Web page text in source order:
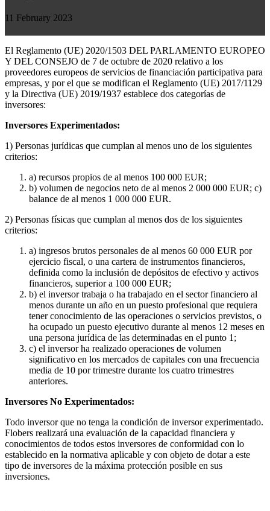
11 February 2023
El Reglamento (UE) 2020/1503 DEL PARLAMENTO EUROPEO
Y DEL CONSEJO de 7 de octubre de 2020 relativo a los
proveedores europeos de servicios de financiación participativa para
empresas, y por el que se modifican el Reglamento (UE) 2017/1129
y la Directiva (UE) 2019/1937 establece dos categorías de
inversores:
Inversores Experimentados:
1) Personas jurídicas que cumplan al menos uno de los siguientes
criterios:
a) recursos propios de al menos 100 000 EUR;
b) volumen de negocios neto de al menos 2 000 000 EUR; c)
balance de al menos 1 000 000 EUR.
2) Personas físicas que cumplan al menos dos de los siguientes
criterios:
a) ingresos brutos personales de al menos 60 000 EUR por
ejercicio fiscal, o una cartera de instrumentos financieros,
definida como la inclusión de depósitos de efectivo y activos
financieros, superior a 100 000 EUR;
b) el inversor trabaja o ha trabajado en el sectorfinanciero al
menos durante un año en un puesto profesional que requiera
tener conocimiento de las operaciones o servicios previstos, o
ha ocupado un puesto ejecutivo durante al menos 12 meses en
una persona jurídica de las determinadas en el punto 1;
c) el inversorha realizado operaciones de volumen
significativo en los mercados de capitales con una frecuencia
media de 10 por trimestre durante los cuatro trimestres
anteriores.
Inversores No Experimentados:
Todo inversor que no tenga la condición de inversor experimentado.
Flobers realizará una evaluación de la capacidad financiera y
conocimientos de todos estos inversores de conformidad con lo
establecido en la normativa aplicable y con objeto de dotar a este
tipo de inversores de la máxima protección posible en sus
inversiones.